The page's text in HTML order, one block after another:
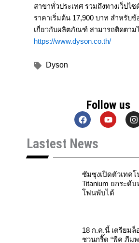
สาขาทั่วประเทศ รวมถึงทางเว็ปไ
ราคาเริ่มต้น 17,900 บาท สำหรับข้
เกี่ยวกับผลิตภัณฑ์ สามารถติดตาม
https://www.dyson.co.th/
Dyson
Follow us
F
a
e
b
o
k
Y
o
b
I
n
g
a
Lastest News
ซัมซุงเปิดตัวเทคโ
Titanium ยกระดั
โฟนพับได้
ชวนกรี๊ด “พีค ภีมพ
Haier Brand